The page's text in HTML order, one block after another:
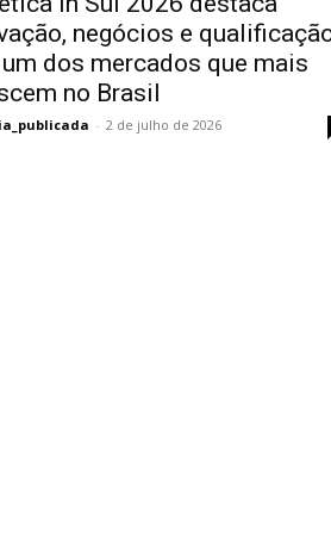
negócios e
dos mercados que mais
no Brasil
- 2 de julho de 2026